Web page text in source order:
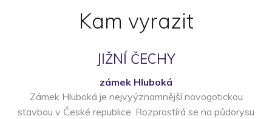
Kam vyrazit
JIŽNÍ ČECHY
zámek Hluboká
Zámek Hluboká je nejvyýznamnější novogotickou
stavbou v České republice. Rozprostírá se na půdorysu